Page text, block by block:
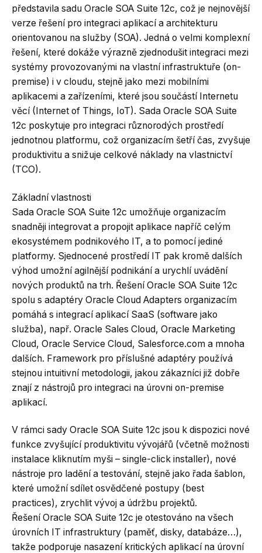
představila sadu Oracle SOA Suite 12c, což je nejnovější
verze řešení pro integraci aplikací a architekturu
orientovanou na služby (SOA). Jedná o velmi komplexní
řešení, které dokáže výrazně zjednodušit integraci mezi
systémy provozovanými na vlastní infrastruktuře (on-
premise) i v cloudu, stejně jako mezi mobilními
aplikacemi a zařízeními, které jsou součástí Internetu
věcí (Internet of Things, IoT). Sada Oracle SOA Suite
12c poskytuje pro integraci různorodých prostředí
jednotnou platformu, což organizacím šetří čas, zvyšuje
produktivitu a snižuje celkové náklady na vlastnictví
(TCO).
Základní vlastnosti
Sada Oracle SOA Suite 12c umožňuje organizacím
snadněji integrovat a propojit aplikace napříč celým
ekosystémem podnikového IT, a to pomocí jediné
platformy. Sjednocené prostředí IT pak kromě dalších
výhod umožní agilnější podnikání a urychlí uvádění
nových produktů na trh. Řešení Oracle SOA Suite 12c
spolu s adaptéry Oracle Cloud Adapters organizacím
pomáhá s integrací aplikací SaaS (software jako
služba), např. Oracle Sales Cloud, Oracle Marketing
Cloud, Oracle Service Cloud, Salesforce.com a mnoha
dalších. Framework pro příslušné adaptéry používá
stejnou intuitivní metodologii, jakou zákazníci již dobře
znají z nástrojů pro integraci na úrovni on-premise
aplikací.
V rámci sady Oracle SOA Suite 12c jsou k dispozici nové
funkce zvyšující produktivitu vývojářů (včetně možnosti
instalace kliknutím myši – single-click installer), nové
nástroje pro ladění a testování, stejně jako řada šablon,
které umožní sdílet osvědčené postupy (best
practices), zrychlit vývoj a údržbu projektů.
Řešení Oracle SOA Suite 12c je otestováno na všech
úrovních IT infrastruktury (paměť, disky, databáze…),
takže podporuje nasazení kritických aplikací na úrovní